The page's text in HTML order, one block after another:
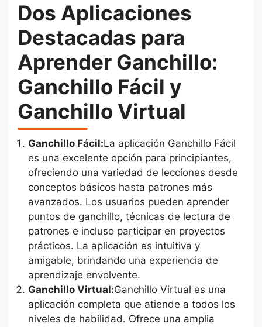
Dos Aplicaciones
Destacadas para
Aprender Ganchillo:
Ganchillo Fácil y
Ganchillo Virtual
Ganchillo Fácil:La aplicación Ganchillo Fácil
es una excelente opción para principiantes,
ofreciendo una variedad de lecciones desde
conceptos básicos hasta patrones más
avanzados. Los usuarios pueden aprender
puntos de ganchillo, técnicas de lectura de
patrones e incluso participar en proyectos
prácticos. La aplicación es intuitiva y
amigable, brindando una experiencia de
aprendizaje envolvente.
Ganchillo Virtual:Ganchillo Virtual es una
aplicación completa que atiende a todos los
niveles de habilidad. Ofrece una amplia